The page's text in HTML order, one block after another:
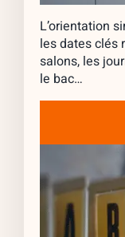
L’orientation
les dates clés
salons, les
le bac…